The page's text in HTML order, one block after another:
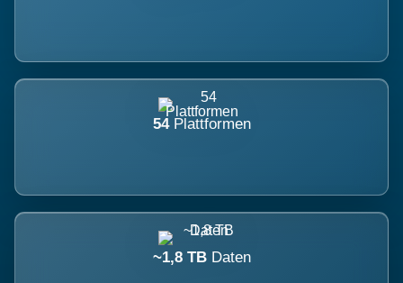
54 Plattformen
~1,8 TB Daten